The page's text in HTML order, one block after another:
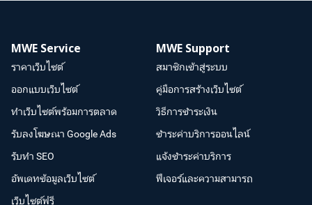
MWE Service
ราคาเว็บไซต์
ออกแบบเว็บไซต์
ทำเว็บไซต์พร้อมการตลาด
รับลงโฆษณา Google Ads
รับทำ SEO
อัพเดทข้อมูลเว็บไซต์
เว็บไซต์ฟรี
MWE Support
สมาชิกเข้าสู่ระบบ
คู่มือการสร้างเว็บไซต์
วิธีการชำระเงิน
ชำระค่าบริการออนไลน์
แจ้งชำระค่าบริการ
ฟีเจอร์และความสามารถ